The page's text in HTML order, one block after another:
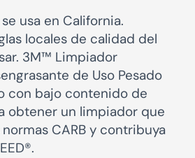
usa en California.
locales de calidad del
3M™ Limpiador
de Uso Pesado
con bajo contenido de
obtener un limpiador que
CARB y contribuya